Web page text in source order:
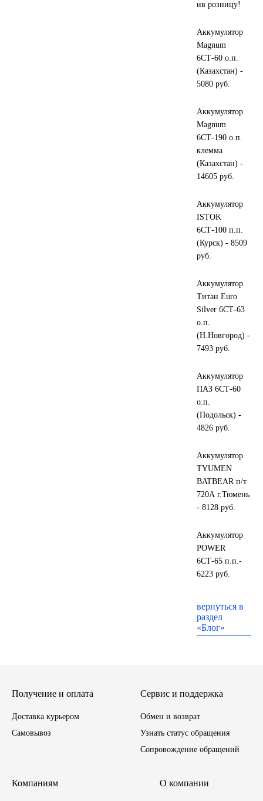
ив розницу!
Аккумулятор
Magnum
6СТ-60 о.п.
(Казахстан) -
5080 руб.
Аккумулятор
Magnum
6СТ-190 о.п.
клемма
(Казахстан) -
14605 руб.
Аккумулятор
ISTOK
6СТ-100 п.п.
(Курск) - 8509
руб.
Аккумулятор
Титан Euro
Silver 6СТ-63
о.п.
(Н.Новгород) -
7493 руб.
Аккумулятор
ПАЗ 6СТ-60
о.п.
(Подольск) -
4826 руб.
Аккумулятор
TYUMEN
BATBEAR п/т
720А г.Тюмень
- 8128 руб.
Аккумулятор
POWER
6СТ-65 п.п.-
6223 руб.
вернуться в
раздел
«Блог»
Получение и оплата
Доставка курьером
Самовывоз
Сервис и поддержка
Обмен и возврат
Узнать статус обращения
Сопровождение обращений
Компаниям О компании